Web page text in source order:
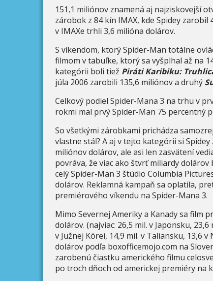
151,1 miliónov znamená aj najziskovejší
zárobok z 84 kín IMAX, kde Spidey
v IMAXe trhli 3,6 milióna dolárov.
S víkendom, ktorý Spider-Man totálne
filmom v tabuľke, ktorý sa vyšplhal až na
kategórii boli tiež Piráti Karibiku:
júla 2006 zarobili 135,6 miliónov a druhý
Celkový podiel Spider-Mana 3 na trhu v
rokmi mal prvý Spider-Man 75 percentný
So všetkými zárobkami prichádza
vlastne stál? A aj v tejto kategórii si
miliónov dolárov, ale asi len zasvätení
povráva, že viac ako štvrť miliardy
celý Spider-Man 3 štúdio Columbia
dolárov. Reklamná kampaň sa oplatila,
premiérového víkendu na Spider-Mana 3.
Mimo Severnej Ameriky a Kanady sa film
dolárov. (najviac: 26,5 mil. v Japonsku,
v Južnej Kórei, 14,9 mil. v Taliansku, 13,6
dolárov podľa boxofficemojo.com na
zarobenú čiastku amerického filmu
po troch dňoch od americkej premiéry na